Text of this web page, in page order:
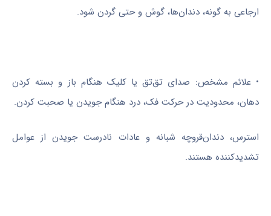
ارجاعی به گونه، دندان‌ها، گوش و حتی گردن شود.
• علائم مشخص: صدای تق‌تق یا کلیک هنگام باز و بسته کردن
دهان، محدودیت در حرکت فک، درد هنگام جویدن یا صحبت کردن.
استرس، دندان‌قروچه شبانه و عادات نادرست جویدن از عوامل
تشدیدکننده هستند.